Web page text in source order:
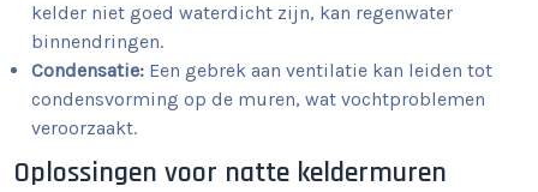
kelder niet goed waterdicht zijn, kan regenwater
binnendringen.
Condensatie: Een gebrek aan ventilatie kan leiden tot
condensvorming op de muren, wat vochtproblemen
veroorzaakt.
Oplossingen voor natte keldermuren